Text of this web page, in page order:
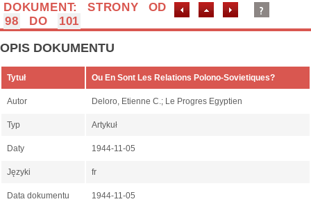
DOKUMENT: STRONY OD
98
DO 101
OPIS DOKUMENTU
Tytuł Ou En Sont Les Relations Polono-Sovietiques?
Autor Deloro, Etienne C.; Le Progres Egyptien
Typ Artykuł
Daty 1944-11-05
Języki fr
Data dokumentu 1944-11-05